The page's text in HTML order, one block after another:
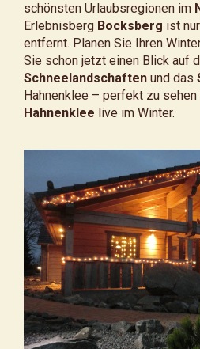
schönsten Urlaubsregionen im
Erlebnisberg Bocksberg ist
entfernt. Planen Sie Ihren
Sie schon jetzt einen Blick auf
Schneelandschaften und das
Hahnenklee – perfekt zu
Hahnenklee live im Winter.